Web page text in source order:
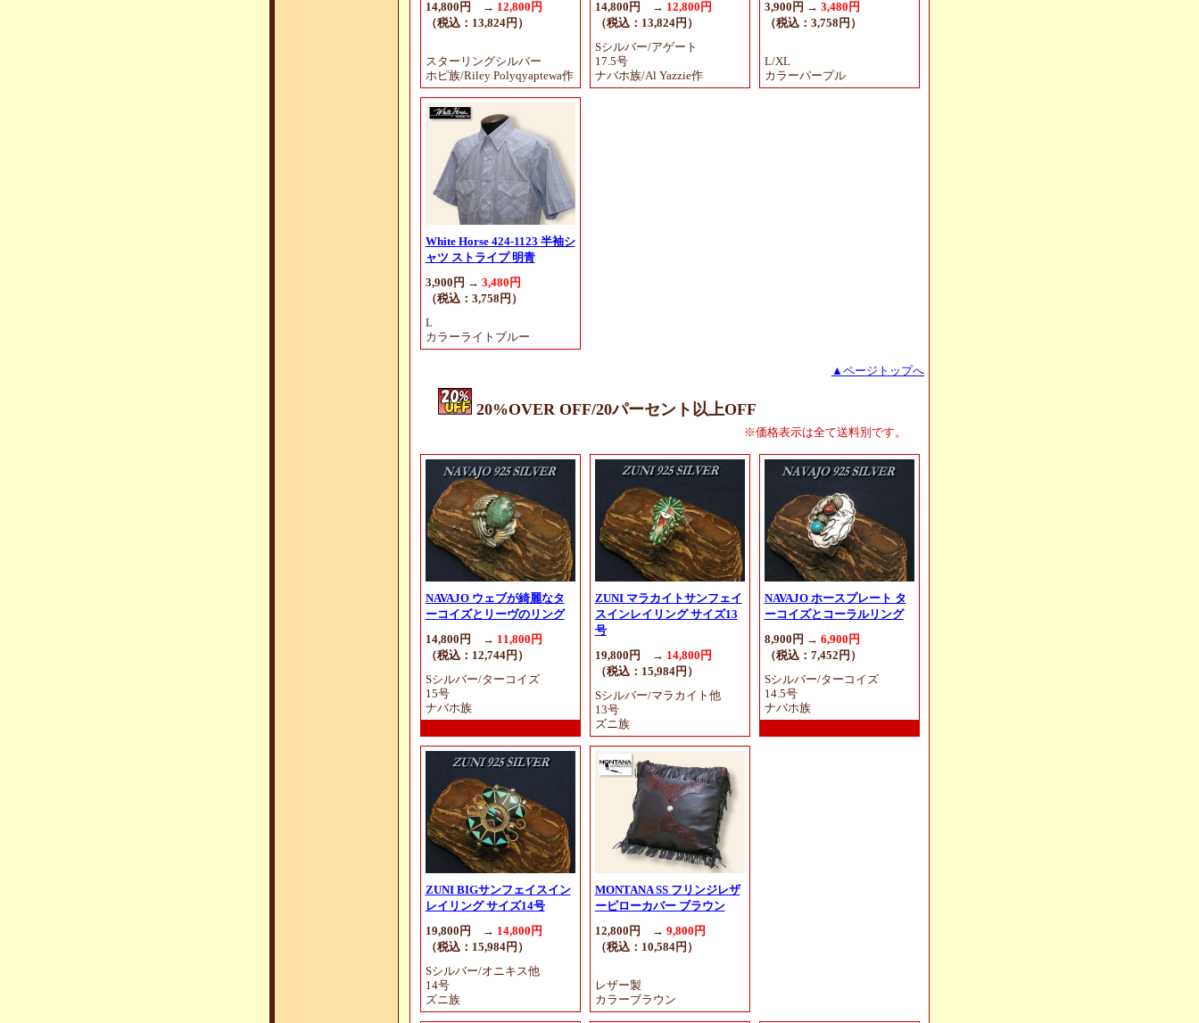
14,800円 → 12,800円
（税込：13,824円）
スターリングシルバー
ホピ族/Riley Polyqyaptewa作
14,800円 → 12,800円
（税込：13,824円）
Sシルバー/アゲート
17.5号
ナバホ族/Al Yazzie作
3,900円 → 3,480円
（税込：3,758円）
L/XL
カラーパープル
White Horse 424-1123 半袖シ
ャツ ストライプ 明青
3,900円 → 3,480円
（税込：3,758円）
L
カラーライトブルー
▲ページトップへ
20%OVER OFF/20パーセント以上OFF
※価格表示は全て送料別です。
NAVAJO ウェブが綺麗なタ
ーコイズとリーヴのリング
14,800円 → 11,800円
（税込：12,744円）
Sシルバー/ターコイズ
15号
ナバホ族
ZUNI マラカイトサンフェイ
スインレイリング サイズ13
号
19,800円 → 14,800円
（税込：15,984円）
Sシルバー/マラカイト他
13号
ズニ族
NAVAJO ホースプレート タ
ーコイズとコーラルリング
8,900円 → 6,900円
（税込：7,452円）
Sシルバー/ターコイズ
14.5号
ナバホ族
ZUNI BIGサンフェイスイン
レイリング サイズ14号
19,800円 → 14,800円
（税込：15,984円）
Sシルバー/オニキス他
14号
ズニ族
MONTANA SS フリンジレザ
ーピローカバー ブラウン
12,800円 → 9,800円
（税込：10,584円）
レザー製
カラーブラウン